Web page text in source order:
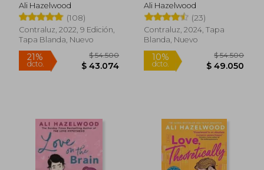
Ali Hazelwood
(108)
Contraluz, 2022, 9 Edición,
Tapa Blanda, Nuevo
Ali Hazelwood
(23)
Contraluz, 2024, Tapa
Blanda, Nuevo